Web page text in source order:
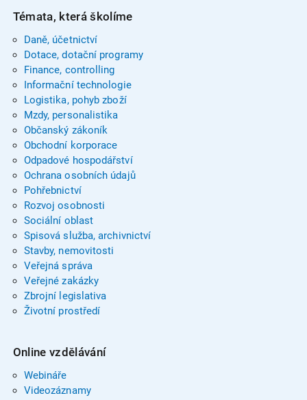
Témata, která školíme
Daně, účetnictví
Dotace, dotační programy
Finance, controlling
Informační technologie
Logistika, pohyb zboží
Mzdy, personalistika
Občanský zákoník
Obchodní korporace
Odpadové hospodářství
Ochrana osobních údajů
Pohřebnictví
Rozvoj osobnosti
Sociální oblast
Spisová služba, archivnictví
Stavby, nemovitosti
Veřejná správa
Veřejné zakázky
Zbrojní legislativa
Životní prostředí
Online vzdělávání
Webináře
Videozáznamy